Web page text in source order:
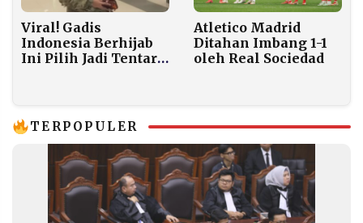
Viral! Gadis
Indonesia Berhijab
Ini Pilih Jadi Tentara
Atletico Madrid
Ditahan Imbang 1-1
oleh Real Sociedad
TERPOPULER